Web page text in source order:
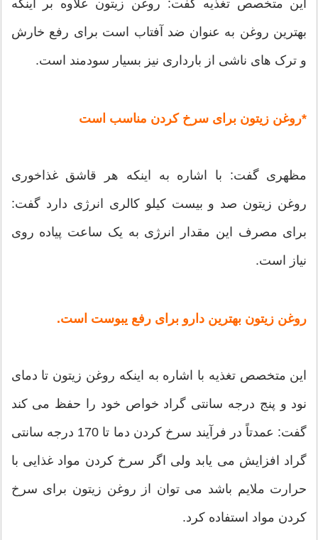
این متخصص تغذیه گفت: روغن زیتون علاوه بر اینکه
بهترین روغن به عنوان ضد آفتاب است برای رفع خارش
و ترک های ناشی از بارداری نیز بسیار سودمند است.
*روغن زیتون برای سرخ کردن مناسب است
مظهری گفت: با اشاره به اینکه هر قاشق غذاخوری
روغن زیتون صد و بیست کیلو کالری انرژی دارد گفت:
برای مصرف این مقدار انرژی به یک ساعت پیاده روی
نیاز است.
روغن زیتون بهترین دارو برای رفع یبوست است.
این متخصص تغذیه با اشاره به اینکه روغن زیتون تا دمای
نود و پنج درجه سانتی گراد خواص خود را حفظ می کند
گفت: عمدتاً در فرآیند سرخ کردن دما تا 170 درجه سانتی
گراد افزایش می یابد ولی اگر سرخ کردن مواد غذایی با
حرارت ملایم باشد می توان از روغن زیتون برای سرخ
کردن مواد استفاده کرد.